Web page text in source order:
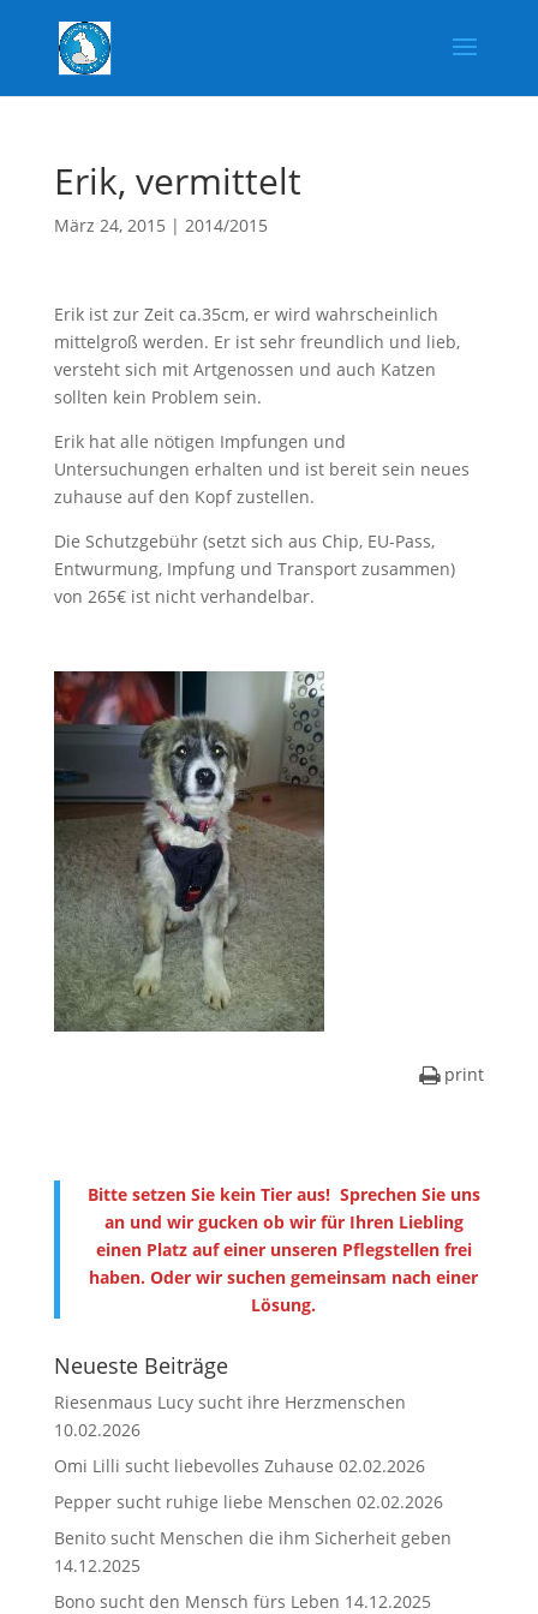
Erik, vermittelt
März 24, 2015 | 2014/2015
Erik ist zur Zeit ca.35cm, er wird wahrscheinlich
mittelgroß werden. Er ist sehr freundlich und lieb,
versteht sich mit Artgenossen und auch Katzen
sollten kein Problem sein.
Erik hat alle nötigen Impfungen und
Untersuchungen erhalten und ist bereit sein neues
zuhause auf den Kopf zustellen.
Die Schutzgebühr (setzt sich aus Chip, EU-Pass,
Entwurmung, Impfung und Transport zusammen)
von 265€ ist nicht verhandelbar.
print
Bitte setzen Sie kein Tier aus! Sprechen Sie uns
an und wir gucken ob wir für Ihren Liebling
einen Platz auf einer unseren Pflegstellen frei
haben. Oder wir suchen gemeinsam nach einer
Lösung.
Neueste Beiträge
Riesenmaus Lucy sucht ihre Herzmenschen
10.02.2026
Omi Lilli sucht liebevolles Zuhause 02.02.2026
Pepper sucht ruhige liebe Menschen 02.02.2026
Benito sucht Menschen die ihm Sicherheit geben
14.12.2025
Bono sucht den Mensch fürs Leben 14.12.2025